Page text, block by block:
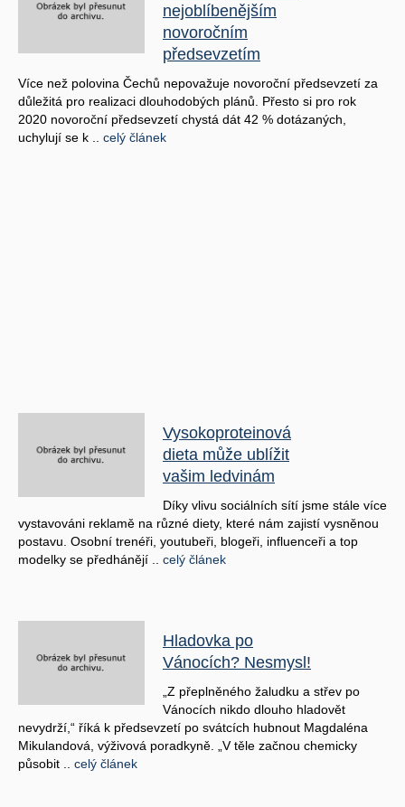
nejoblíbenějším
novoročním
předsevzetím
Více než polovina Čechů nepovažuje novoroční předsevzetí za
důležitá pro realizaci dlouhodobých plánů. Přesto si pro rok
2020 novoroční předsevzetí chystá dát 42 % dotázaných,
uchylují se k .. celý článek
Vysokoproteinová
dieta může ublížit
vašim ledvinám
Díky vlivu sociálních sítí jsme stále více
vystavováni reklamě na různé diety, které nám zajistí vysněnou
postavu. Osobní trenéři, youtubeři, blogeři, influenceři a top
modelky se předhánějí .. celý článek
Hladovka po
Vánocích? Nesmysl!
„Z přeplněného žaludku a střev po
Vánocích nikdo dlouho hladovět
nevydrží,“ říká k předsevzetí po svátcích hubnout Magdaléna
Mikulandová, výživová poradkyně. „V těle začnou chemicky
působit .. celý článek